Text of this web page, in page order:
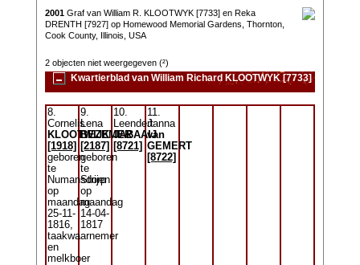
2001Graf van William R. KLOOTWYK [7733] en Reka
DRENTH [7927] op Homewood Memorial Gardens, Thornton,
Cook County, Illinois, USA
2 objecten niet weergegeven (²)
Kwartierblad van William Richard KLOOTWYK [7733]
8.
Cornelis
KLOOTWIJK
[1918]
geboren
te
Numansdorp
op
maandag
25-11-
1816,
taakwaarnemer
en
melkboer
9.
Lena
BEZEMER
[2187]
geboren
te
Strijen
op
maandag
14-04-
1817
10.
Leendert
JABAAIJ
[8721]
11.
Janna
van
GEMERT
[8722]